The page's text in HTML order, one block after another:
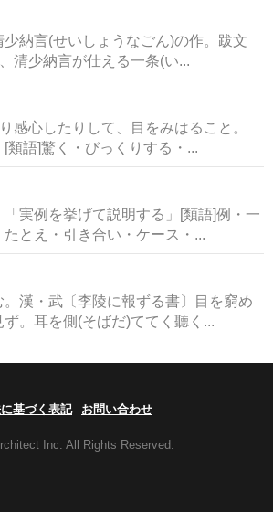
納言(せいしょうなごん)の作。跋文
清少納言が仕える一条(い...
感心したりして、目をみはること。
[類語]驚く・びっくりする・...
実例を挙げて説明する」[類語]例・一
とえ・引き合い・ケース・...
。漢・武〔李陵に報ずる書〕目を窮め
。耳を側(そばだ)ててく聽く...
基づく表記 お問い合わせ
Inc. All Rights Reserved.